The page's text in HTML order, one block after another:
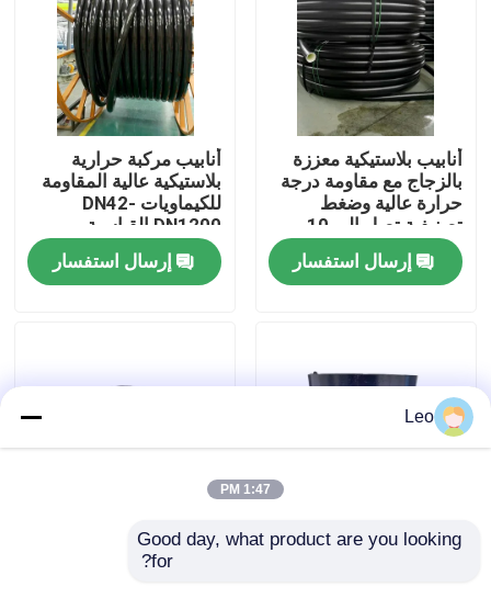
المنتجات
عرض الواقع الافتراضي
حول بنا
جولة في المعمل
اتصل بنا
أخبار
أنابيب بلاستيكية معززة
بالزجاج مع مقاومة درجة
حرارة عالية وضغط
تصنيفية تصل إلى 10
إرسال استفسار
أنابيب مركبة حرارية
بلاستيكية عالية المقاومة
للكيماويات DN42-
DN1200 القياسية
SY/T6662.2-2020
ضمن 140 حرفًا إرسال استفسار
ضغط مرتفع RTP أنابيب
للشدّة معزز بالألياف ،
Leo
1:47 PM
Good day, what product are you looking
for?